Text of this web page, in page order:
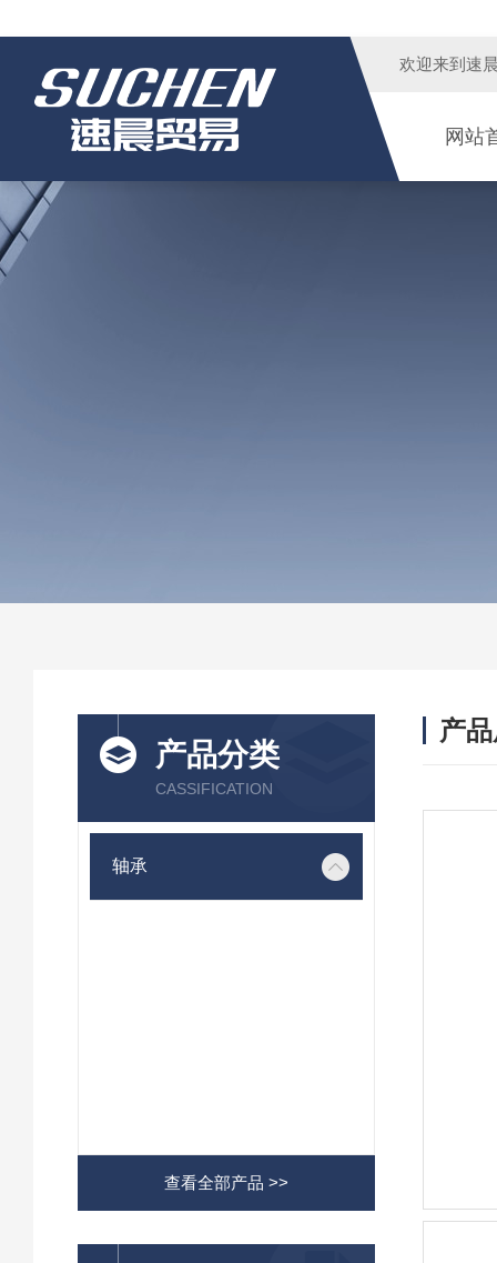
欢迎来到 速
网站
产品分类
CASSIFICATION
轴承
查看全部产品 >>
产